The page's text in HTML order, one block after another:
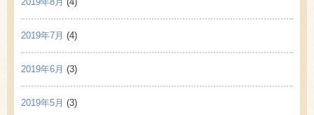
2019年7月 (4)
2019年6月 (3)
2019年5月 (3)